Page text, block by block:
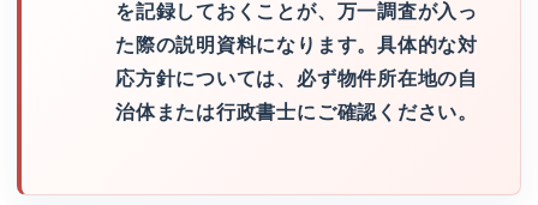
を記録しておくことが、万一調査が入っ
た際の説明資料になります。具体的な対
応方針については、必ず物件所在地の自
治体または行政書士にご確認ください。